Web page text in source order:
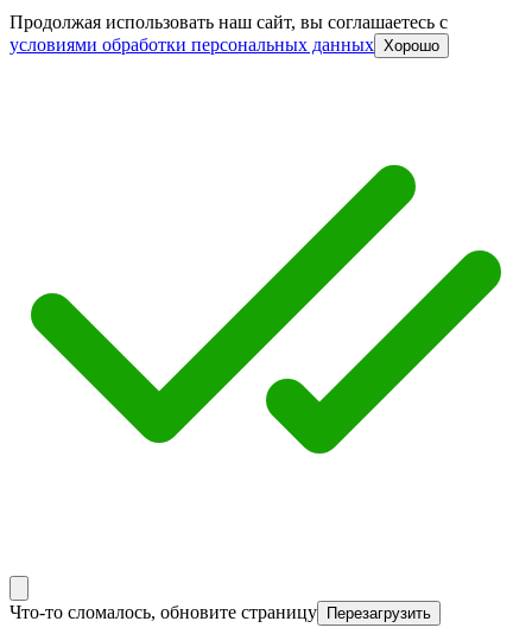
Продолжая использовать наш сайт, вы соглашаетесь c
условиями обработки персональных данных Хорошо
Что-то сломалось, обновите страницу Перезагрузить